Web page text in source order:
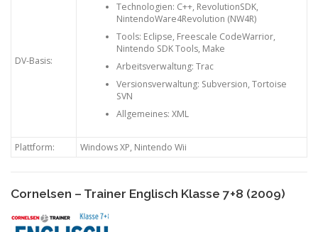
DV-Basis:
Technologien: C++, RevolutionSDK,
NintendoWare4Revolution (NW4R)
Tools: Eclipse, Freescale CodeWarrior,
Nintendo SDK Tools, Make
Arbeitsverwaltung: Trac
Versionsverwaltung: Subversion, Tortoise
SVN
Allgemeines: XML
Plattform: Windows XP, Nintendo Wii
Cornelsen – Trainer Englisch Klasse 7+8 (2009)